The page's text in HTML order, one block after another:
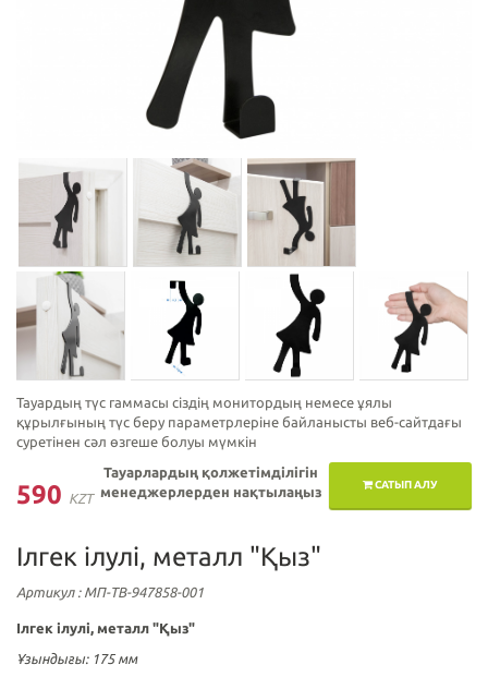
Тауардың түс гаммасы сіздің монитордың немесе ұялы
құрылғының түс беру параметрлеріне байланысты веб-сайтдағы
суретінен сәл өзгеше болуы мүмкін
590 KZT
САТЫП АЛУ
Тауарлардың қолжетімділігін
менеджерлерден нақтылаңыз
Ілгек ілулі, металл "Қыз"
Артикул: МП-ТВ-947858-001
Ілгек ілулі, металл "Қыз"
Ұзындығы: 175 мм